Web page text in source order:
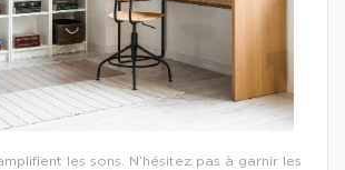
les sons. N’hésitez pas à garnir les